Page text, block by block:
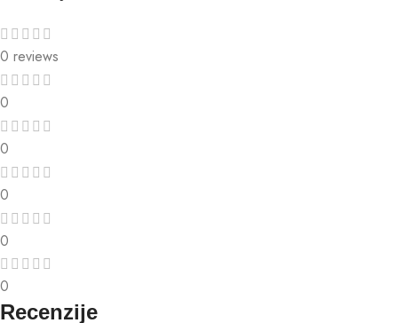
0 reviews
0
0
0
0
0
Recenzije